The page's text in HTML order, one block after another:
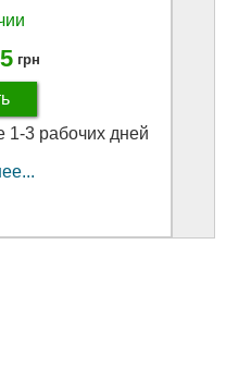
грн
1-3 рабочих дней